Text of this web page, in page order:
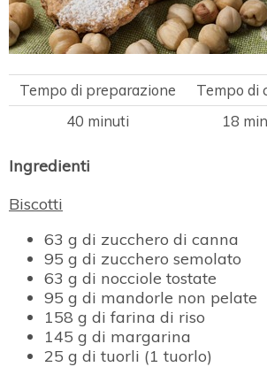
Tempo di preparazione Tempo di
40 minuti
18
Ingredienti
Biscotti
63 g di zucchero di canna
95 g di zucchero semolato
63 g di nocciole tostate
95 g di mandorle non pelate
158 g di farina di riso
145 g di margarina
25 g di tuorli (1 tuorlo)